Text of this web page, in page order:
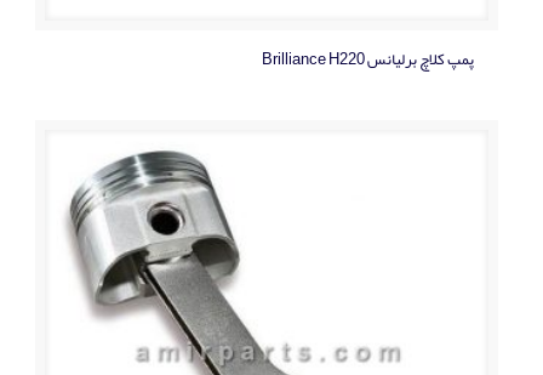
پمپ کلاچ برلیانس Brilliance H220